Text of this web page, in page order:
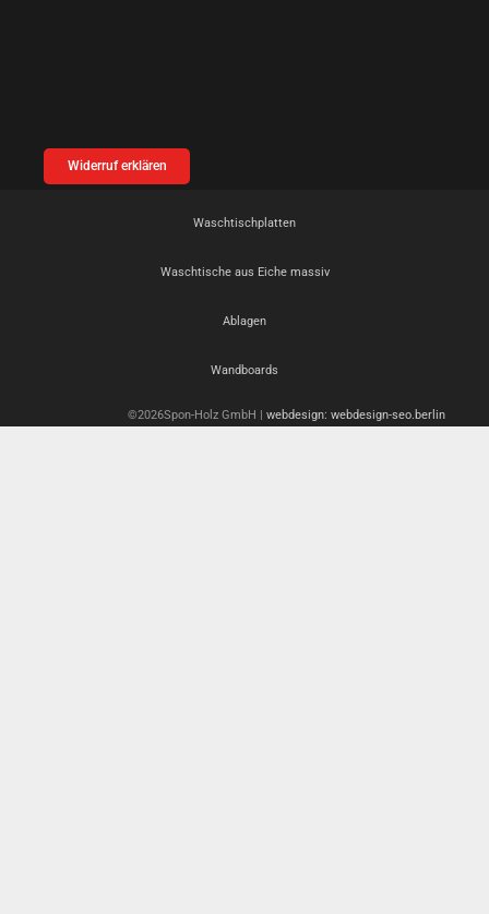
Widerruf erklären
Waschtischplatten
Waschtische aus Eiche massiv
Ablagen
Wandboards
©2026Spon-Holz GmbH | webdesign: webdesign-seo.berlin